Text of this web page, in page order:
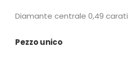
Diamante centrale 0,49 carati
Pezzo unico